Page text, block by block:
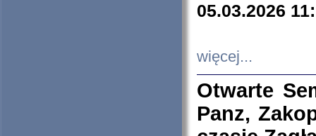
05.03.2026
więcej...
Otwarte
Panz,